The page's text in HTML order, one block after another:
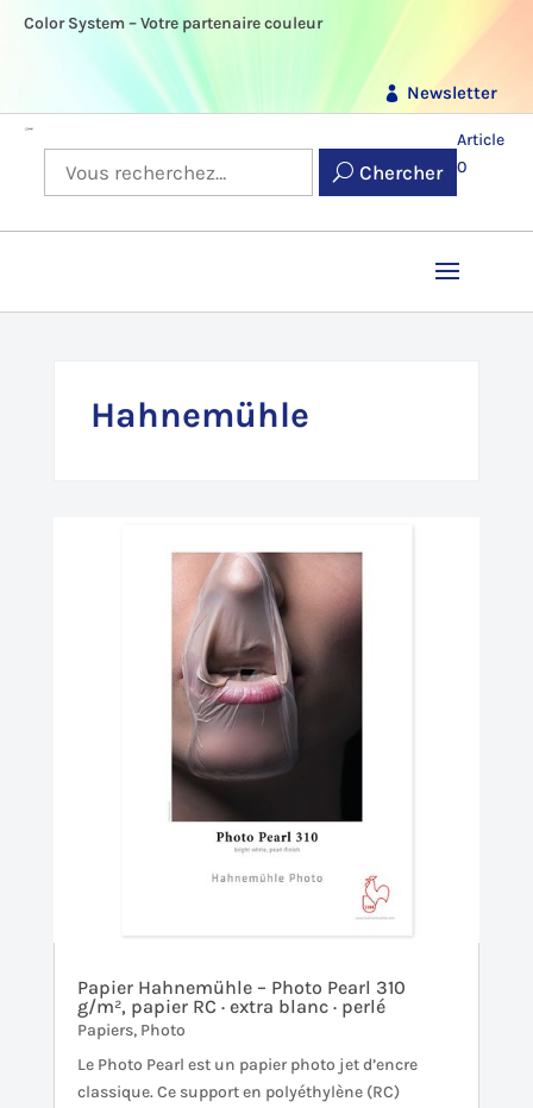
Color System – Votre partenaire couleur
Newsletter
Chercher
Article
0
Hahnemühle
Papier Hahnemühle – Photo Pearl 310
g/m², papier RC · extra blanc · perlé
Papiers, Photo
Le Photo Pearl est un papier photo jet d’encre
classique. Ce support en polyéthylène (RC)